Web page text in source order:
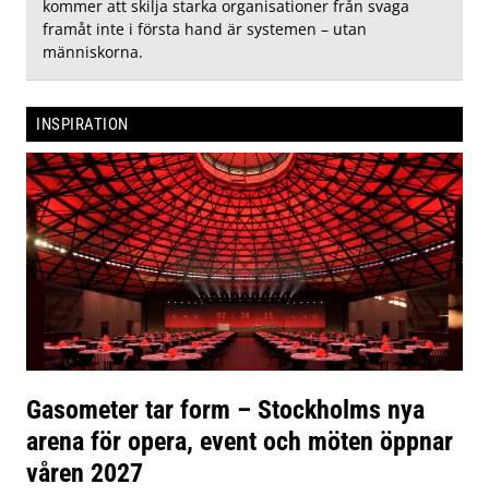
kommer att skilja starka organisationer från svaga
framåt inte i första hand är systemen – utan
människorna.
INSPIRATION
Gasometer tar form – Stockholms nya
arena för opera, event och möten öppnar
våren 2027